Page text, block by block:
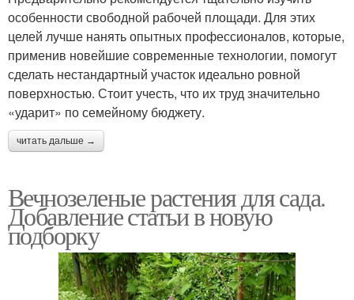
особенности свободной рабочей площади. Для этих
целей лучше нанять опытных профессионалов, которые,
применив новейшие современные технологии, помогут
сделать нестандартный участок идеально ровной
поверхностью. Стоит учесть, что их труд значительно
«ударит» по семейному бюджету.
читать дальше →
Вечнозеленые растения для сада.
Добавление статьи в новую
подборку